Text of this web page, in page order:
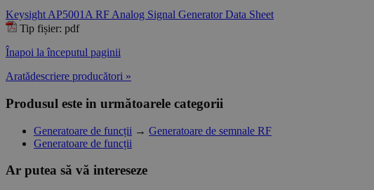
Keysight AP5001A RF Analog Signal Generator Data Sheet
Tip fișier: pdf
Înapoi la începutul paginii
Aratădescriere producători »
Produsul este in următoarele categorii
Generatoare de funcții → Generatoare de semnale RF
Generatoare de funcții
Ar putea să vă intereseze